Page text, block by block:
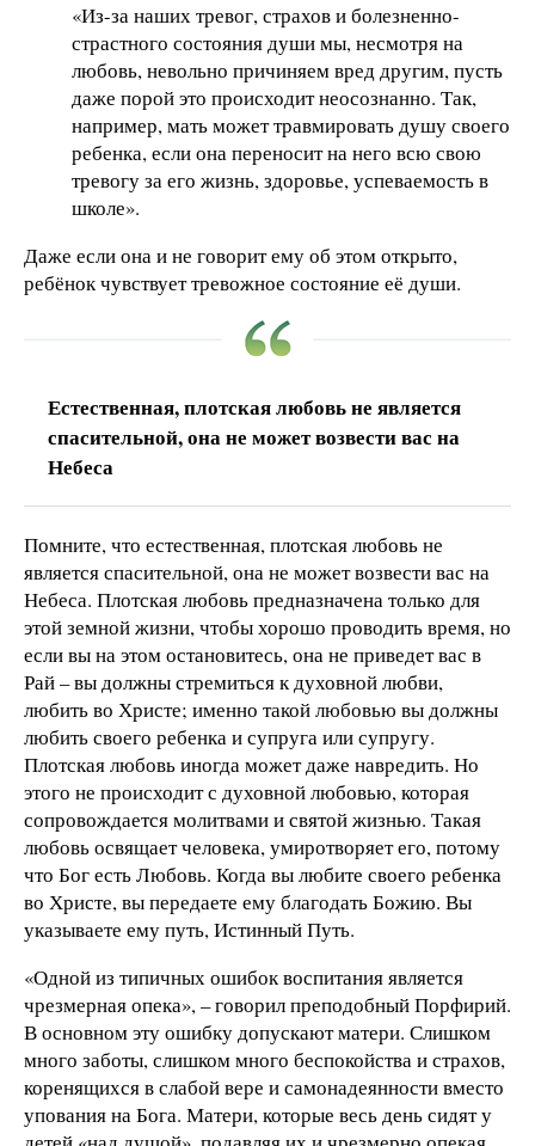
«Из-за наших тревог, страхов и болезненно-
страстного состояния души мы, несмотря на
любовь, невольно причиняем вред другим, пусть
даже порой это происходит неосознанно. Так,
например, мать может травмировать душу своего
ребенка, если она переносит на него всю свою
тревогу за его жизнь, здоровье, успеваемость в
школе».
Даже если она и не говорит ему об этом открыто,
ребёнок чувствует тревожное состояние её души.
Естественная, плотская любовь не является
спасительной, она не может возвести вас на
Небеса
Помните, что естественная, плотская любовь не
является спасительной, она не может возвести вас на
Небеса. Плотская любовь предназначена только для
этой земной жизни, чтобы хорошо проводить время, но
если вы на этом остановитесь, она не приведет вас в
Рай – вы должны стремиться к духовной любви,
любить во Христе; именно такой любовью вы должны
любить своего ребенка и супруга или супругу.
Плотская любовь иногда может даже навредить. Но
этого не происходит с духовной любовью, которая
сопровождается молитвами и святой жизнью. Такая
любовь освящает человека, умиротворяет его, потому
что Бог есть Любовь. Когда вы любите своего ребенка
во Христе, вы передаете ему благодать Божию. Вы
указываете ему путь, Истинный Путь.
«Одной из типичных ошибок воспитания является
чрезмерная опека», – говорил преподобный Порфирий.
В основном эту ошибку допускают матери. Слишком
много заботы, слишком много беспокойства и страхов,
коренящихся в слабой вере и самонадеянности вместо
упования на Бога. Матери, которые весь день сидят у